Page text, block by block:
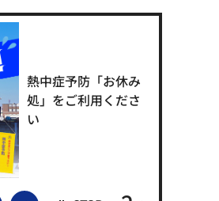
熱中症予防「お休み
処」をご利用くださ
い